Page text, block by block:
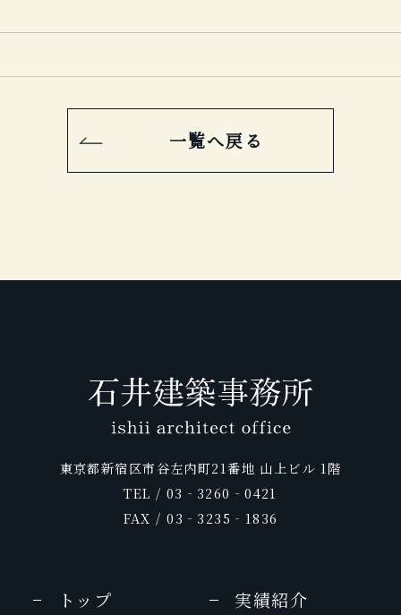
一覧へ戻る
東京都新宿区市谷左内町21番地 山上ビル 1階
TEL / 03‐3260‐0421
FAX / 03‐3235‐1836
トップ 実績紹介